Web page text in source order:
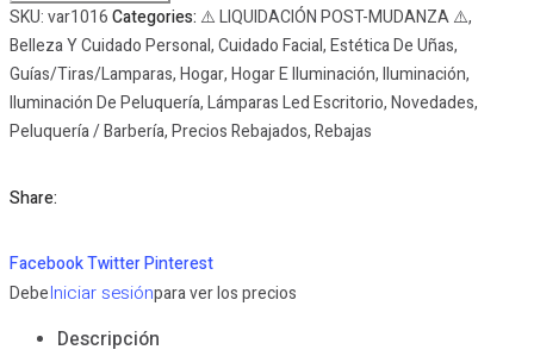
Escritorio
Plegable
56cm
/
24W
SKU:var1016Categories: ⚠️ LIQUIDACIÓN POST-MUDANZA ⚠️,
Belleza Y Cuidado Personal,Cuidado Facial,Estética De Uñas,
Guías/Tiras/Lamparas,Hogar,Hogar E Iluminación,Iluminación,
Iluminación De Peluquería,Lámparas Led Escritorio,Novedades,
Peluquería / Barbería,Precios Rebajados,Rebajas
Share:
FacebookTwitterPinterest
DebeIniciar sesiónpara ver los precios
Descripción